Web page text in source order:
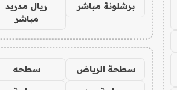
برشلونة مباشر
ريال مدريد
مباشر
سطحة الرياض سطحه